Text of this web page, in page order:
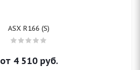
ASX R166 (S)
от 4 510руб.